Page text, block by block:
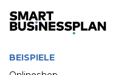
BEISPIELE